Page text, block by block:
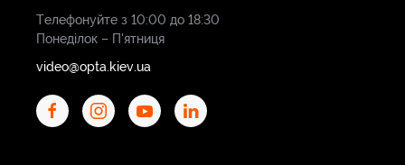
Телефонуйте з 10:00 до 18:30
Понеділок – П'ятниця
video@opta.kiev.ua